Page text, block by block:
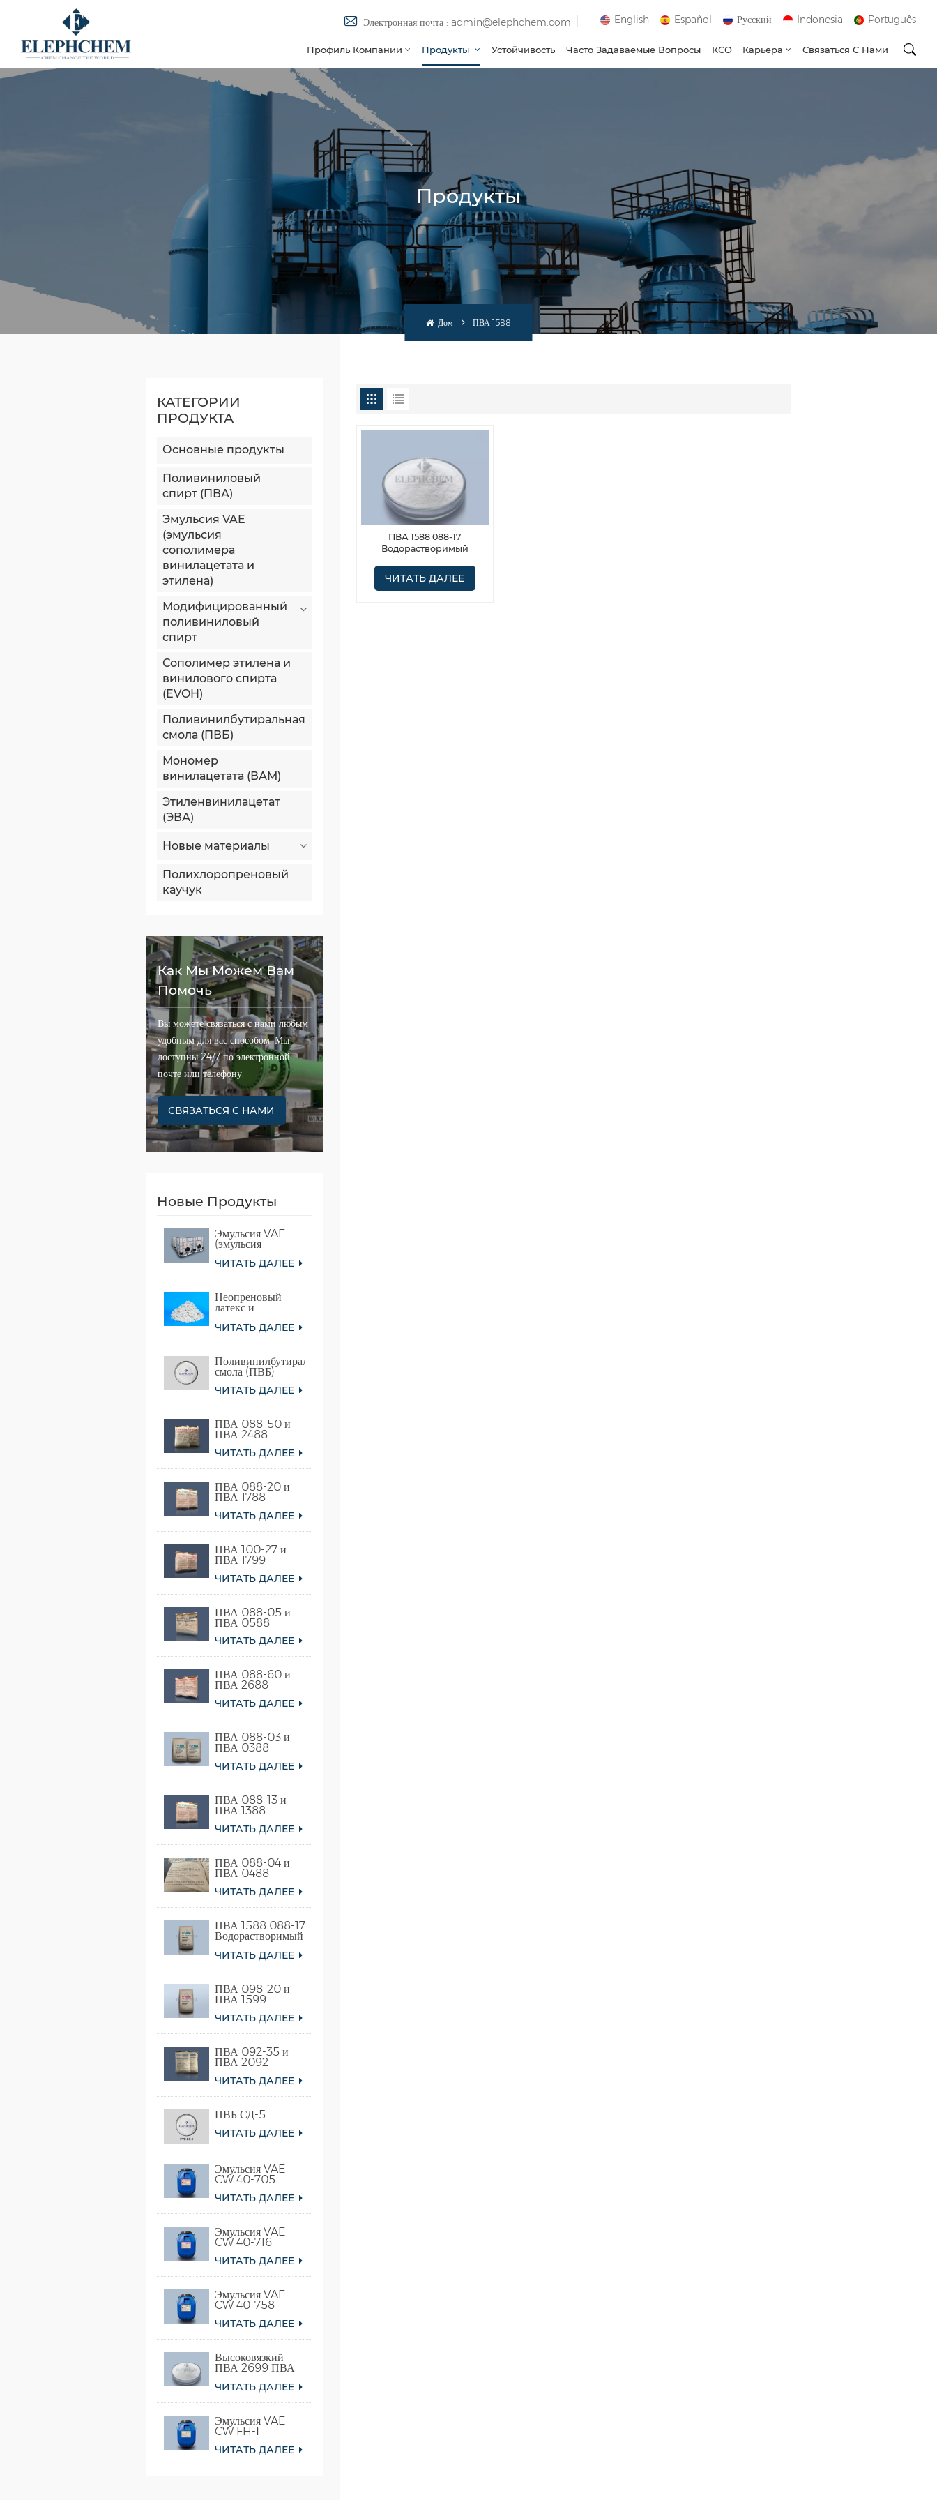
Электронная почта : admin@elephchem.com English Español Русский Indonesia Português
Профиль Компании Продукты Устойчивость Часто Задаваемые Вопросы КСО Карьера Связаться С Нами
Продукты
Дом ПВА 1588
КАТЕГОРИИ
ПРОДУКТА
Основные продукты
Поливиниловый
спирт (ПВА)
Эмульсия VAE
(эмульсия
сополимера
винилацетата и
этилена)
Модифицированный
поливиниловый
спирт
Сополимер этилена и
винилового спирта
(EVOH)
Поливинилбутиральная
смола (ПВБ)
Мономер
винилацетата (ВАМ)
Этиленвинилацетат
(ЭВА)
Новые материалы
Полихлоропреновый
каучук
Как Мы Можем Вам
Помочь
Вы можете связаться с нами любым
удобным для вас способом. Мы
доступны 24/7 по электронной
почте или телефону.
СВЯЗАТЬСЯ С НАМИ
Новые Продукты
Эмульсия VAE
(эмульсия
сополимера
винилацетата и
этилена)
ЧИТАТЬ ДАЛЕЕ
Неопреновый
латекс и
хлоропреновый
ЧИТАТЬ ДАЛЕЕ
Поливинилбутиральная
смола (ПВБ)
ЧИТАТЬ ДАЛЕЕ
ПВА 088-50 и
ПВА 2488
ЧИТАТЬ ДАЛЕЕ
ПВА 088-20 и
ПВА 1788
ЧИТАТЬ ДАЛЕЕ
ПВА 100-27 и
ПВА 1799
ЧИТАТЬ ДАЛЕЕ
ПВА 088-05 и
ПВА 0588
ЧИТАТЬ ДАЛЕЕ
ПВА 088-60 и
ПВА 2688
ЧИТАТЬ ДАЛЕЕ
ПВА 088-03 и
ПВА 0388
ЧИТАТЬ ДАЛЕЕ
ПВА 088-13 и
ПВА 1388
ЧИТАТЬ ДАЛЕЕ
ПВА 088-04 и
ПВА 0488
ЧИТАТЬ ДАЛЕЕ
ПВА 1588 088-17
Водорастворимый
поливиниловый
спирт
ЧИТАТЬ ДАЛЕЕ
ПВА 098-20 и
ПВА 1599
ЧИТАТЬ ДАЛЕЕ
ПВА 092-35 и
ПВА 2092
ЧИТАТЬ ДАЛЕЕ
ПВБ СД-5
ЧИТАТЬ ДАЛЕЕ
Эмульсия VAE
CW 40-705
ЧИТАТЬ ДАЛЕЕ
Эмульсия VAE
CW 40-716
ЧИТАТЬ ДАЛЕЕ
Эмульсия VAE
CW 40-758
ЧИТАТЬ ДАЛЕЕ
Высоковязкий
ПВА 2699 ПВА
ЧИТАТЬ ДАЛЕЕ
Эмульсия VAE
CW FH-Ⅰ
ЧИТАТЬ ДАЛЕЕ
ПВА 1588 088-17
Водорастворимый
ЧИТАТЬ ДАЛЕЕ